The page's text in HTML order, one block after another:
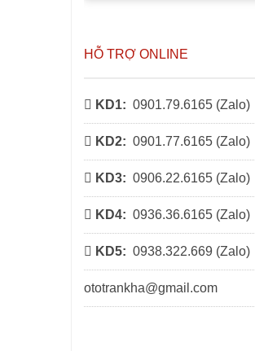
HỖ TRỢ ONLINE
KD1: 0901.79.6165 (Zalo)
KD2: 0901.77.6165 (Zalo)
KD3: 0906.22.6165 (Zalo)
KD4: 0936.36.6165 (Zalo)
KD5: 0938.322.669 (Zalo)
ototrankha@gmail.com